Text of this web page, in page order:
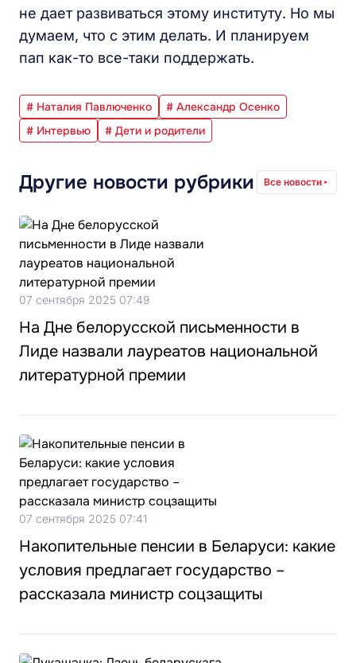
не дает развиваться этому институту. Но мы
думаем, что с этим делать. И планируем
пап как-то все-таки поддержать.
# Наталия Павлюченко
# Александр Осенко
# Интервью
# Дети и родители
Другие новости рубрики Все новости
07 сентября 2025 07:49
На Дне белорусской письменности в
Лиде назвали лауреатов национальной
литературной премии
07 сентября 2025 07:41
Накопительные пенсии в Беларуси: какие
условия предлагает государство –
рассказала министр соцзащиты